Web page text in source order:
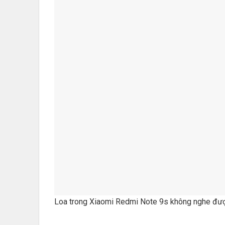
Loa trong Xiaomi Redmi Note 9s không nghe